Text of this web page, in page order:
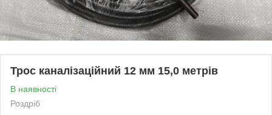
Трос каналізаційний 12 мм 15,0 метрів
В наявності
Роздріб